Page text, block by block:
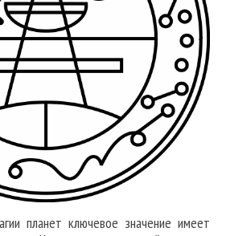
планет ключевое значение имеет